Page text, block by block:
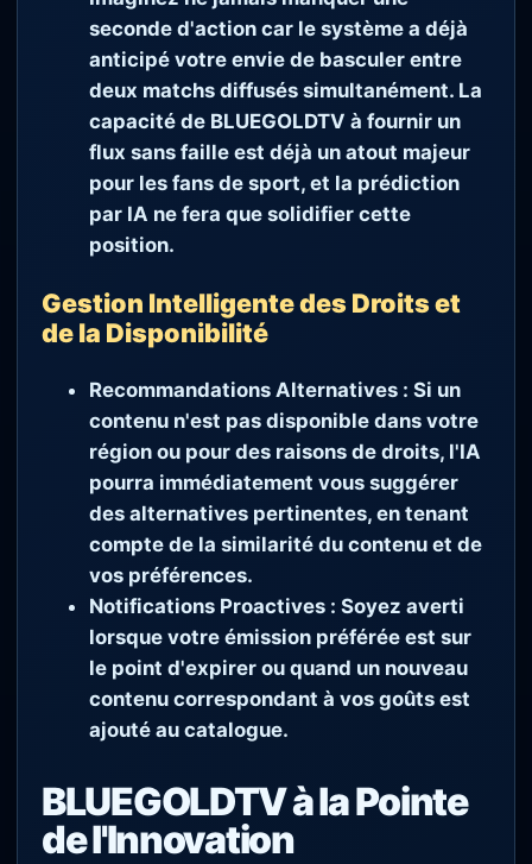
seconde d'action car le système a déjà
anticipé votre envie de basculer entre
deux matchs diffusés simultanément. La
capacité de BLUEGOLDTV à fournir un
flux sans faille est déjà un atout majeur
pour les fans de sport, et la prédiction
par IA ne fera que solidifier cette
position.
Gestion Intelligente des Droits et
de la Disponibilité
Recommandations Alternatives : Si un
contenu n'est pas disponible dans votre
région ou pour des raisons de droits, l'IA
pourra immédiatement vous suggérer
des alternatives pertinentes, en tenant
compte de la similarité du contenu et de
vos préférences.
Notifications Proactives : Soyez averti
lorsque votre émission préférée est sur
le point d'expirer ou quand un nouveau
contenu correspondant à vos goûts est
ajouté au catalogue.
BLUEGOLDTV à la Pointe
de l'Innovation